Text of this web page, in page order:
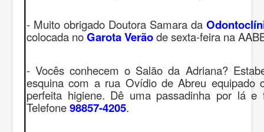
- Muito obrigado Doutora Samara da
colocada noGarota Verãode sexta-feira na
- Vocês conhecem o Salão da Adriana?
esquina com a rua Ovídio de Abreu equipado
perfeita higiene. Dê uma passadinha por lá
Telefone98857-4205.